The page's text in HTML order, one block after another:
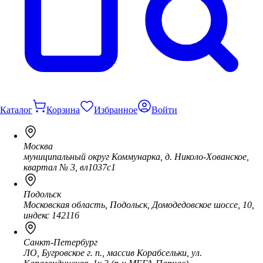
Каталог Корзина Избранное Войти
Москва
муниципальный округ Коммунарка, д. Николо-Хованское,
квартал № 3, вл1037с1
Подольск
Московская область, Подольск, Домодедовское шоссе, 10,
индекс 142116
Санкт-Петербург
ЛО, Бугровское г. п., массив Корабсельки, ул.